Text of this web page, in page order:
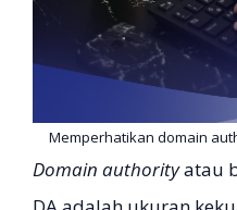
Memperhatikan domain
Domain authorityatau